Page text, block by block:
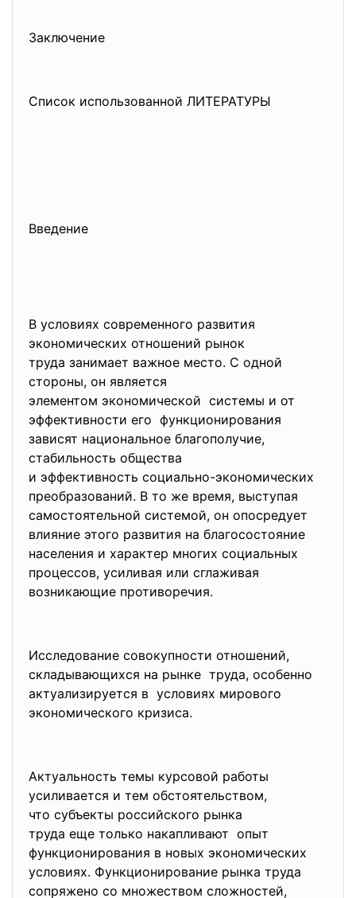
Заключение
Список использованной ЛИТЕРАТУРЫ
Введение
В условиях современного развития
экономических отношений рынок
труда занимает важное место. С одной
стороны, он является
элементом экономической системы и от
эффективности его функционирования
зависят национальное благополучие,
стабильность общества
и эффективность социально-экономических
преобразований. В то же время, выступая
самостоятельной системой, он опосредует
влияние этого развития на благосостояние
населения и характер многих социальных
процессов, усиливая или сглаживая
возникающие противоречия.
Исследование совокупности отношений,
складывающихся на рынке труда, особенно
актуализируется в условиях мирового
экономического кризиса.
Актуальность темы курсовой работы
усиливается и тем обстоятельством,
что субъекты российского рынка
труда еще только накапливают опыт
функционирования в новых экономических
условиях. Функционирование рынка труда
сопряжено со множеством сложностей,